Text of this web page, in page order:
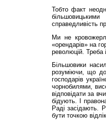
Тобто факт
справедливість
Ми не
«орендарів» на
революцій. Треба
Більшовики
розуміючи, що
господарів
чорнобилями,
відповідати за
бідують. І
Раді засідають.
бути точкою